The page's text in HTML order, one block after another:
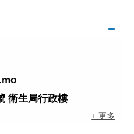
衛生局行政樓
+ 更多